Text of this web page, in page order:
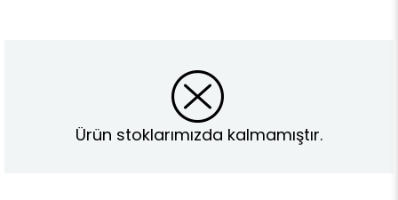
Ürün stoklarımızda kalmamıştır.